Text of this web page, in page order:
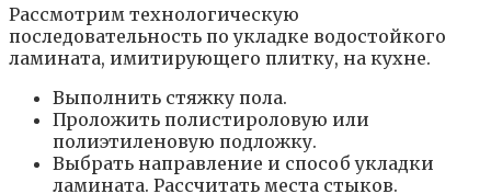
Рассмотрим технологическую
последовательность по укладке водостойкого
ламината, имитирующего плитку, на кухне.
Выполнить стяжку пола.
Проложить полистироловую или
полиэтиленовую подложку.
Выбрать направление и способ укладки
ламината. Рассчитать места стыков.